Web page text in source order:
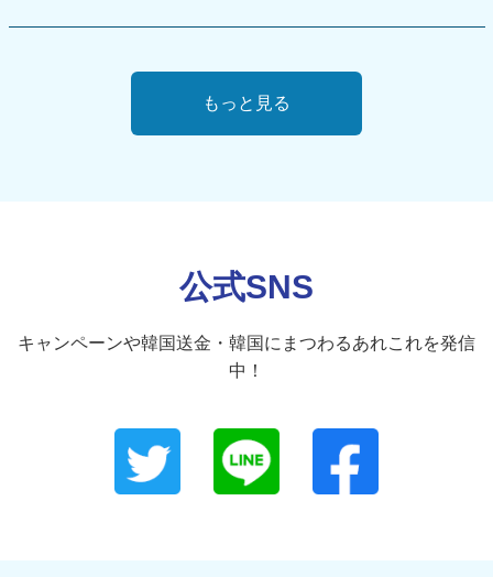
もっと見る
公式SNS
キャンペーンや韓国送金・韓国にまつわるあれこれを発信
中！